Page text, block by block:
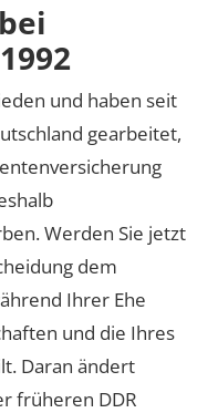
und haben seit
gearbeitet,
Werden Sie jetzt
dem
Ihrer Ehe
und die Ihres
Daran ändert
früheren DDR